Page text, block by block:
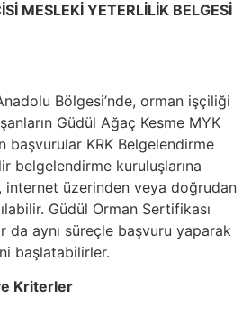
MESLEKİ YETERLİLİK BELGESİ
Bölgesi’nde, orman işçiliği
Güdül Ağaç Kesme MYK
başvurular KRK Belgelendirme
belgelendirme kuruluşlarına
internet üzerinden veya doğrudan
Güdül Orman Sertifikası
da aynı süreçle başvuru yaparak
başlatabilirler.
Kriterler